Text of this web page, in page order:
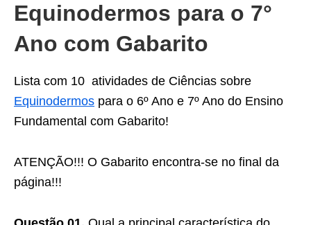
Equinodermos para o 7°
Ano com Gabarito
Lista com 10 atividades de Ciências sobre
Equinodermos para o 6º Ano e 7º Ano do Ensino
Fundamental com Gabarito!
ATENÇÃO!!! O Gabarito encontra-se no final da
página!!!